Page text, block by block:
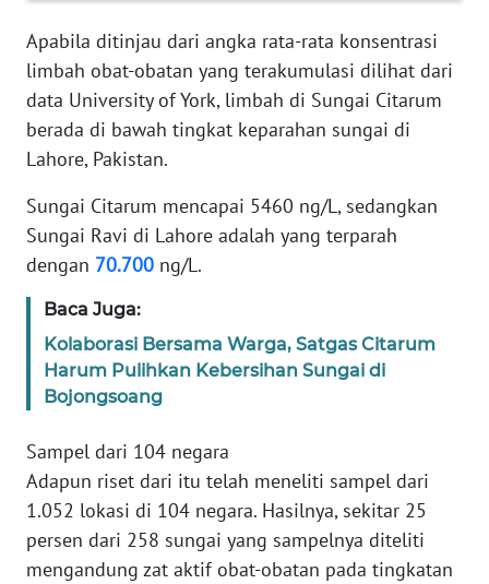
Apabila ditinjau dari angka rata-rata konsentrasi
limbah obat-obatan yang terakumulasi dilihat dari
data University of York, limbah di Sungai Citarum
berada di bawah tingkat keparahan sungai di
Lahore, Pakistan.
Sungai Citarum mencapai 5460 ng/L, sedangkan
Sungai Ravi di Lahore adalah yang terparah
dengan 70.700 ng/L.
Baca Juga:
Kolaborasi Bersama Warga, Satgas Citarum
Harum Pulihkan Kebersihan Sungai di
Bojongsoang
Sampel dari 104 negara
Adapun riset dari itu telah meneliti sampel dari
1.052 lokasi di 104 negara. Hasilnya, sekitar 25
persen dari 258 sungai yang sampelnya diteliti
mengandung zat aktif obat-obatan pada tingkatan
Informasi
INDEKS
BERITA
KONTAK
KAMI
IKLAN
TENTANG
KAMI
PEDOMAN
MEDIA
SIBER
REDAKSI